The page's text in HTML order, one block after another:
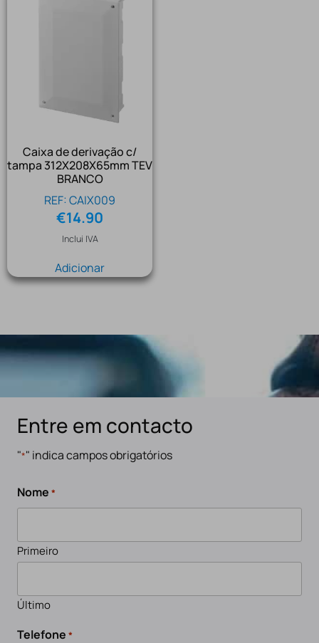
Caixa de derivação c/
tampa 312X208X65mm TEV
BRANCO
REF: CAIX009
€14.90
Inclui IVA
Adicionar
Entre em contacto
"*" indica campos obrigatórios
Nome *
Primeiro
Último
Telefone *